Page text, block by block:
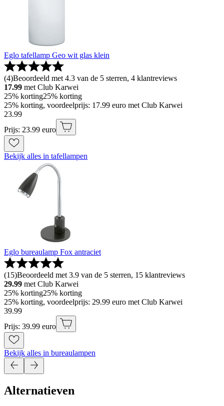
Eglo tafellamp Geo wit glas klein
(4)Beoordeeld met 4.3 van de 5 sterren, 4 klantreviews
17.99 met Club Karwei
25% korting25% korting
25% korting, voordeelprijs: 17.99 euro met Club Karwei
23.99
Prijs: 23.99 euro
Bekijk alles in tafellampen
Eglo bureaulamp Fox antraciet
(15)Beoordeeld met 3.9 van de 5 sterren, 15 klantreviews
29.99 met Club Karwei
25% korting25% korting
25% korting, voordeelprijs: 29.99 euro met Club Karwei
39.99
Prijs: 39.99 euro
Bekijk alles in bureaulampen
Alternatieven